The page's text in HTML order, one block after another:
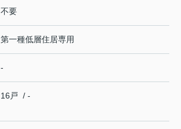
不要
第一種低層住居専用
-
16戸 / -